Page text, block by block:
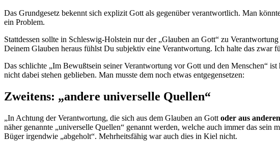
Das Grundgesetz bekennt sich explizit Gott als gegenüber verantwortlich. Man
ein Problem.
Stattdessen sollte in Schleswig-Holstein nur der „Glauben an Gott“ zu
Deinem Glauben heraus fühlst Du subjektiv eine Verantwortung. Ich halte das zwar
Das schlichte „Im Bewußtsein seiner Verantwortung vor Gott und den Menschen“
nicht dabei stehen geblieben. Man musste dem noch etwas entgegensetzen:
Zweitens: „andere universelle Quellen“
„In Achtung der Verantwortung, die sich aus dem Glauben an Gott oder aus
näher genannte „universelle Quellen“ genannt werden, welche auch immer das
Büger irgendwie „abgeholt“. Mehrheitsfähig war auch dies in Kiel nicht.